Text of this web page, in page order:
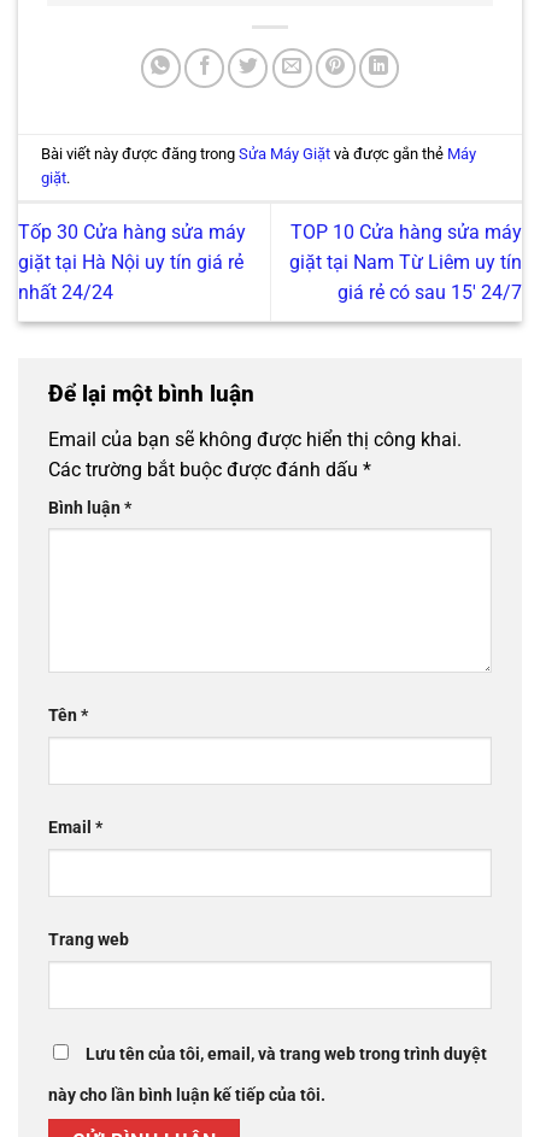
Bài viết này được đăng trongSửa Máy Giặt và được gắn thẻ Máy
giặt.
Tốp 30 Cửa hàng sửa máy
giặt tại Hà Nội uy tín giá rẻ
nhất 24/24
TOP 10 Cửa hàng sửa máy
giặt tại Nam Từ Liêm uy tín
giá rẻ có sau 15′ 24/7
Để lại một bình luận
Email của bạn sẽ không được hiển thị công khai.
Các trường bắt buộc được đánh dấu *
Bình luận*
Tên*
Email *
Trang web
Lưu tên của tôi, email, và trang web trong trình duyệt
này cho lần bình luận kế tiếp của tôi.